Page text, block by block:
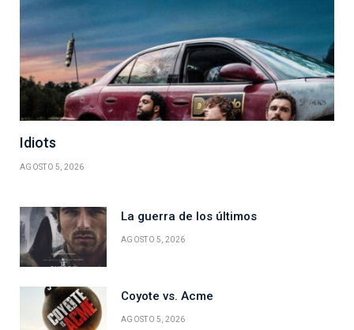
Idiots
AGOSTO 5, 2026
La guerra de los últimos
AGOSTO 5, 2026
Coyote vs. Acme
AGOSTO 5, 2026